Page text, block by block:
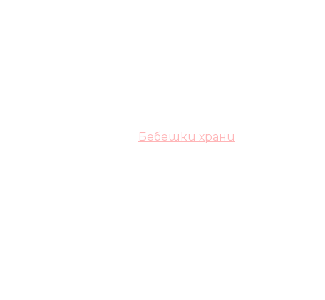
Бебешки храни